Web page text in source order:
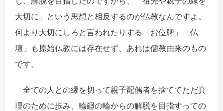
大切に」という思想と相反するのが仏教なんですよ。
何より大切にしろと言われたりする「お位牌」「仏
壇」も原始仏教には存在せず、あれは儒教由来のもの
です。
全ての人との縁を切って親子配偶者を捨ててただ真
理のために歩み、輪廻の輪からの解脱を目指すっての